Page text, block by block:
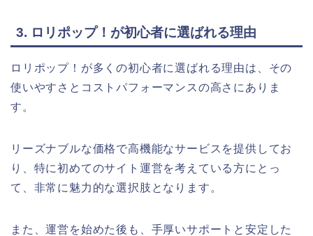
3. ロリポップ！が初心者に選ばれる理由
ロリポップ！が多くの初心者に選ばれる理由は、その
使いやすさとコストパフォーマンスの高さにありま
す。
リーズナブルな価格で高機能なサービスを提供してお
り、特に初めてのサイト運営を考えている方にとっ
て、非常に魅力的な選択肢となります。
また、運営を始めた後も、手厚いサポートと安定した